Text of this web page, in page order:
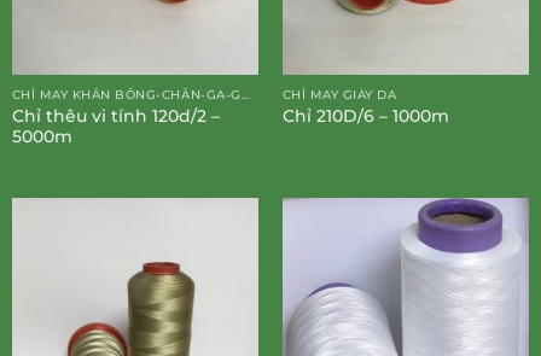
CHỈ MAY KHĂN BÔNG-CHĂN-GA-GỐI-ĐỆM
Chỉ thêu vi tính 120d/2 –
5000m
CHỈ MAY GIÀY DA
Chỉ 210D/6 – 1000m